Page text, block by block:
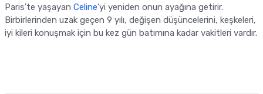
Paris'te yaşayan Celine'yi yeniden onun ayağına getirir.
Birbirlerinden uzak geçen 9 yılı, değişen düşüncelerini, keşkeleri,
iyi kileri konuşmak için bu kez gün batımına kadar vakitleri vardır.